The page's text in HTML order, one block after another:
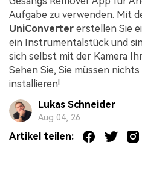
Aufgabe zu verwenden. Mit
UniConverter erstellen Sie
ein Instrumentalstück und
sich selbst mit der Kamera
Sehen Sie, Sie müssen
installieren!
Lukas Schneider
Aug 04, 26
Artikel teilen: